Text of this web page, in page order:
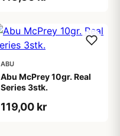
ABU
Abu McPrey 10gr. Real
Series 3stk.
119,00 kr